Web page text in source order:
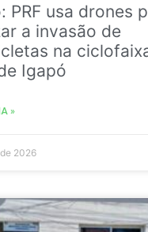
PRF usa drones
a invasão de
na
Igapó
»
2026